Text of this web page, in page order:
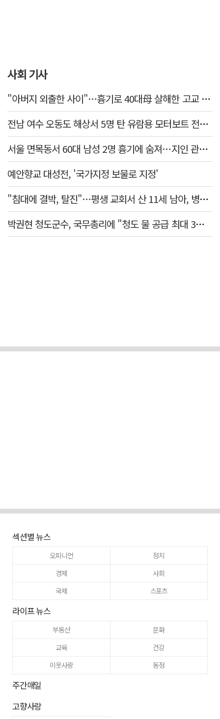
사회 기사
"아버지 외출한 사이"…흉기로 40대母 살해한 고교 자퇴생, 구속 기로에
전남 여수 오동도 해상서 5명 탄 유람용 모터보트 전복…2명 숨져
서울 면목동서 60대 남성 2명 흉기에 숨져…지인 관계로 추정
예안향교 대성전, '국가지정 보물로 지정'
"침대에 결박, 탈진"…평생 교회서 산 11세 남아, 병원 이송 끝 숨져
박권현 청도군수, 국무총리에 "청도 물 공급 최대 3만t 늘려달라"
섹션별 뉴스
오피니언
정치
경제
사회
국제
스포츠
라이프 뉴스
부동산
문화
교육
건강
이웃사랑
동정
주간매일
고향사랑